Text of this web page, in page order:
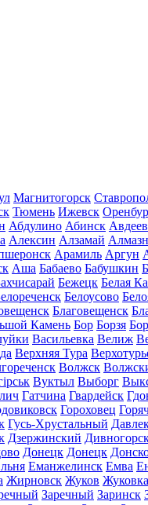
Магнитогорск
Тюмень Ижевск
Абдулино Абинск
Алексин Алзамай
Арамиль Аргун
Аша Бабаево Бабушкин
Бежецк Белая
Белоусово
Благовещенск
Камень Бор Борзя
Васильевка Велиж
Верхняя Тура
Волжск
Вуктыл Выборг
Гатчина Гвардейск
Гороховец
Гусь-Хрустальный
Дзержинский
Донецк Донецк
Еманжелинск Емва
Жирновск Жуков Жуковка
Заречный Заринск